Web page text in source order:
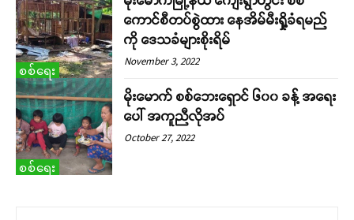
စစ်ရေး
ကောင်စီတပ်စွဲထား နေအိမ်မီးရှို့ခံရမည်
ကို ဒေသခံများစိုးရိမ်
November 3, 2022
စစ်ရေး
မိုးမောက် စစ်ဘေးရှောင် ၆၀၀ ခန့် အရေး
ပေါ် အကူညီလိုအပ်
October 27, 2022